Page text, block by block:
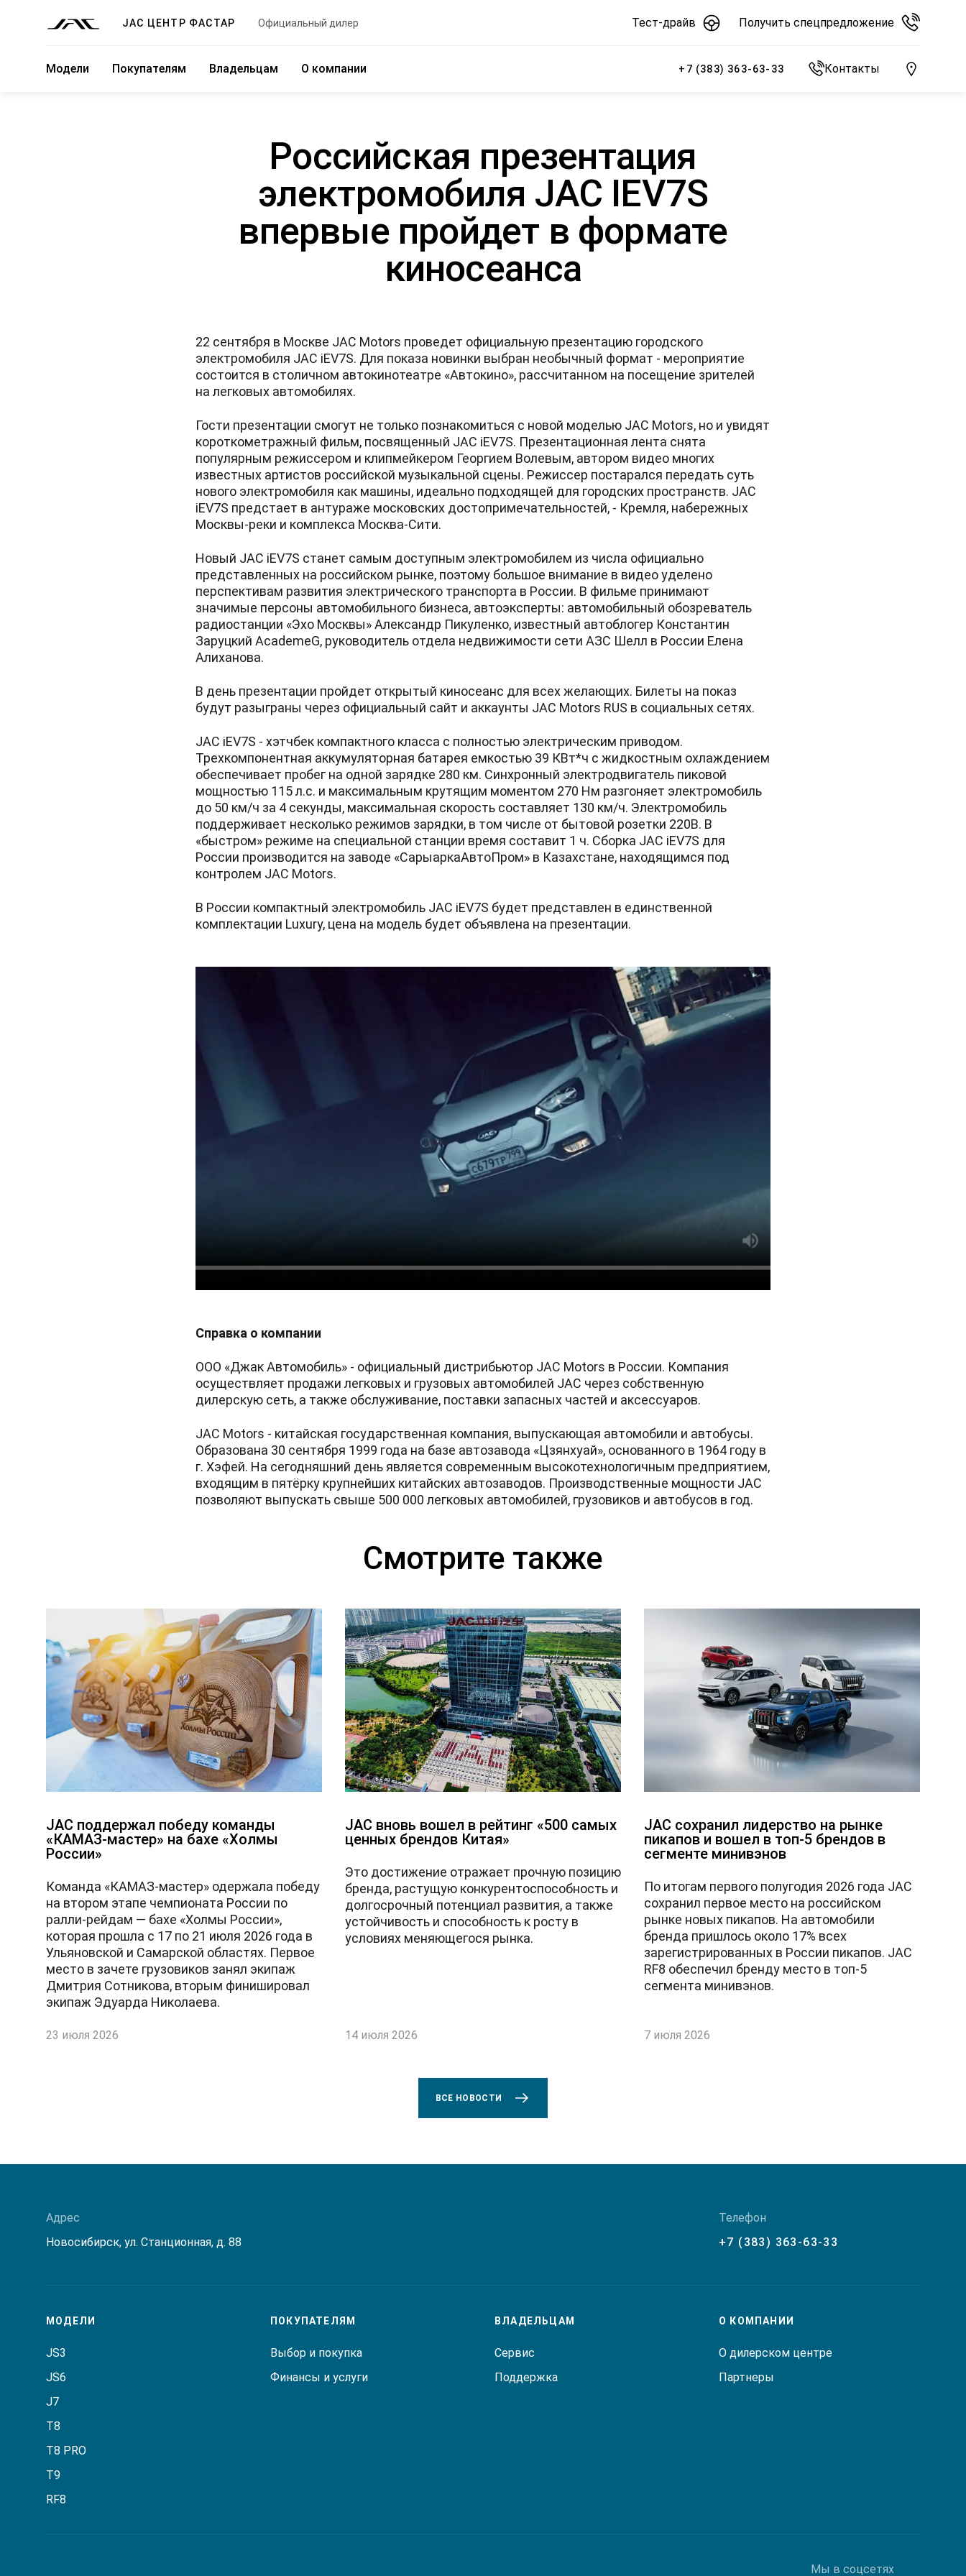
JAC ЦЕНТР ФАСТАР Официальный дилер Тест-драйв Получить спецпредложение
Модели Покупателям Владельцам О компании +7 (383) 363-63-33 Контакты
Российская презентация
электромобиля JAC IEV7S
впервые пройдет в формате
киносеанса
22 сентября в Москве JAC Motors проведет официальную презентацию городского
электромобиля JAC iEV7S. Для показа новинки выбран необычный формат - мероприятие
состоится в столичном автокинотеатре «Автокино», рассчитанном на посещение зрителей
на легковых автомобилях.
Гости презентации смогут не только познакомиться с новой моделью JAC Motors, но и увидят
короткометражный фильм, посвященный JAC iEV7S. Презентационная лента снята
популярным режиссером и клипмейкером Георгием Волевым, автором видео многих
известных артистов российской музыкальной сцены. Режиссер постарался передать суть
нового электромобиля как машины, идеально подходящей для городских пространств. JAC
iEV7S предстает в антураже московских достопримечательностей, - Кремля, набережных
Москвы-реки и комплекса Москва-Сити.
Новый JAC iEV7S станет самым доступным электромобилем из числа официально
представленных на российском рынке, поэтому большое внимание в видео уделено
перспективам развития электрического транспорта в России. В фильме принимают
значимые персоны автомобильного бизнеса, автоэксперты: автомобильный обозреватель
радиостанции «Эхо Москвы» Александр Пикуленко, известный автоблогер Константин
Заруцкий AcademeG, руководитель отдела недвижимости сети АЗС Шелл в России Елена
Алиханова.
В день презентации пройдет открытый киносеанс для всех желающих. Билеты на показ
будут разыграны через официальный сайт и аккаунты JAC Motors RUS в социальных сетях.
JAC iEV7S - хэтчбек компактного класса с полностью электрическим приводом.
Трехкомпонентная аккумуляторная батарея емкостью 39 КВт*ч с жидкостным охлаждением
обеспечивает пробег на одной зарядке 280 км. Синхронный электродвигатель пиковой
мощностью 115 л.с. и максимальным крутящим моментом 270 Нм разгоняет электромобиль
до 50 км/ч за 4 секунды, максимальная скорость составляет 130 км/ч. Электромобиль
поддерживает несколько режимов зарядки, в том числе от бытовой розетки 220В. В
«быстром» режиме на специальной станции время составит 1 ч. Сборка JAC iEV7S для
России производится на заводе «СарыаркаАвтоПром» в Казахстане, находящимся под
контролем JAC Motors.
В России компактный электромобиль JAC iEV7S будет представлен в единственной
комплектации Luxury, цена на модель будет объявлена на презентации.
Справка о компании
ООО «Джак Автомобиль» - официальный дистрибьютор JAC Motors в России. Компания
осуществляет продажи легковых и грузовых автомобилей JAC через собственную
дилерскую сеть, а также обслуживание, поставки запасных частей и аксессуаров.
JAC Motors - китайская государственная компания, выпускающая автомобили и автобусы.
Образована 30 сентября 1999 года на базе автозавода «Цзянхуай», основанного в 1964 году в
г. Хэфей. На сегодняшний день является современным высокотехнологичным предприятием,
входящим в пятёрку крупнейших китайских автозаводов. Производственные мощности JAC
позволяют выпускать свыше 500 000 легковых автомобилей, грузовиков и автобусов в год.
Смотрите также
JAC поддержал победу команды
«КАМАЗ-мастер» на бахе «Холмы
России»
Команда «КАМАЗ-мастер» одержала победу
на втором этапе чемпионата России по
ралли-рейдам — бахе «Холмы России»,
которая прошла с 17 по 21 июля 2026 года в
Ульяновской и Самарской областях. Первое
место в зачете грузовиков занял экипаж
Дмитрия Сотникова, вторым финишировал
экипаж Эдуарда Николаева.
23 июля 2026
JAC вновь вошел в рейтинг «500 самых
ценных брендов Китая»
Это достижение отражает прочную позицию
бренда, растущую конкурентоспособность и
долгосрочный потенциал развития, а также
устойчивость и способность к росту в
условиях меняющегося рынка.
14 июля 2026
JAC сохранил лидерство на рынке
пикапов и вошел в топ-5 брендов в
сегменте минивэнов
По итогам первого полугодия 2026 года JAC
сохранил первое место на российском
рынке новых пикапов. На автомобили
бренда пришлось около 17% всех
зарегистрированных в России пикапов. JAC
RF8 обеспечил бренду место в топ-5
сегмента минивэнов.
7 июля 2026
ВСЕ НОВОСТИ
Адрес
Новосибирск, ул. Станционная, д. 88
Телефон
+7 (383) 363-63-33
МОДЕЛИ
JS3
JS6
J7
T8
T8 PRO
T9
RF8
ПОКУПАТЕЛЯМ
Выбор и покупка
Финансы и услуги
ВЛАДЕЛЬЦАМ
Сервис
Поддержка
О КОМПАНИИ
О дилерском центре
Партнеры
Мы в соцсетях